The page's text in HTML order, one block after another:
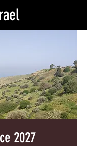
2027